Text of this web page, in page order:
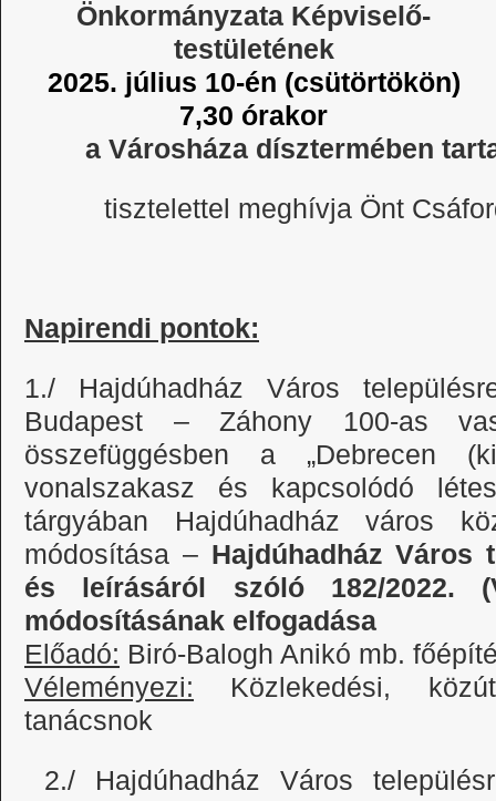
Önkormányzata Képviselő-
testületének
2025. július 10-én (csütörtökön)
7,30 órakor
a Városháza dísztermében
tisztelettel meghívja Önt
Napirendi pontok:
1./ Hajdúhadház Város
Budapest – Záhony 100-as
összefüggésben a „Debrecen
vonalszakasz és kapcsolódó
tárgyában Hajdúhadház város
módosítása – Hajdúhadház Város
és leírásáról szóló 182/2022.
módosításának elfogadása
Előadó: Biró-Balogh Anikó mb.
Véleményezi: Közlekedési,
tanácsnok
2./ Hajdúhadház Város